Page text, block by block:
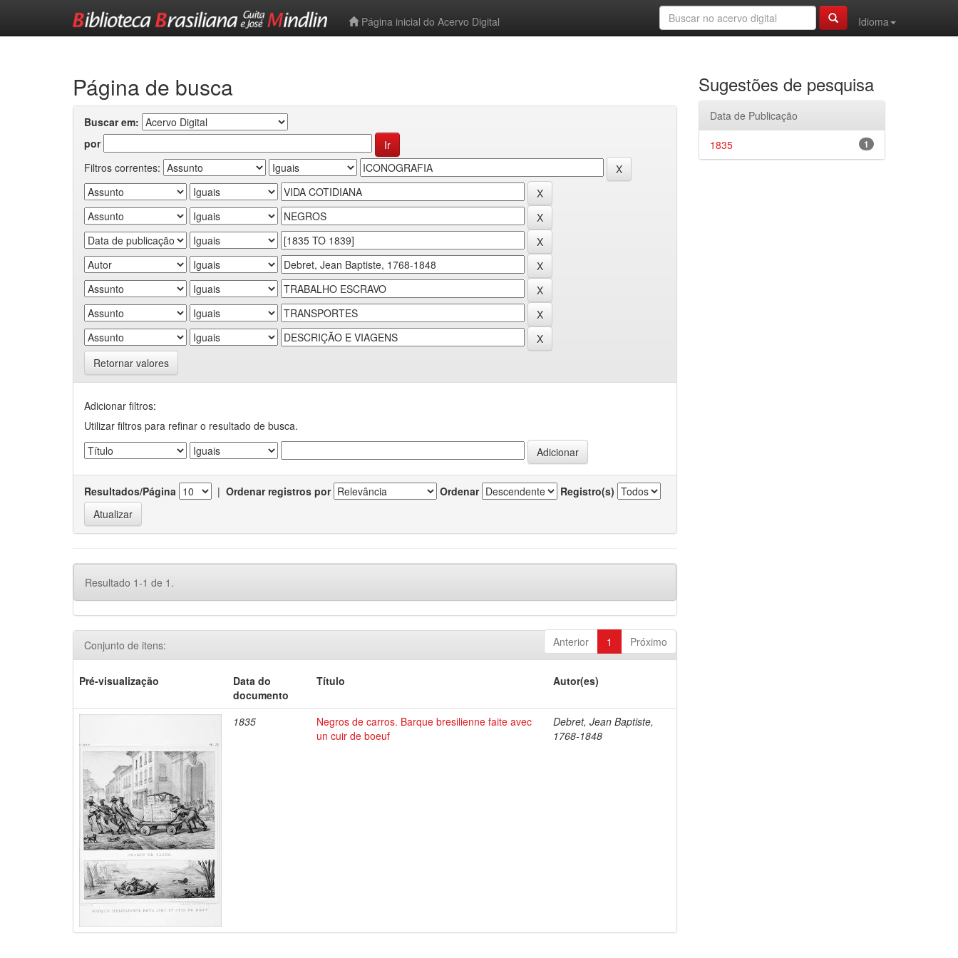
Página inicial do Acervo Digital
Idioma
Página de busca
Buscar em:
por
Filtros correntes:
Retornar valores
Adicionar filtros:
Utilizar filtros para refinar o resultado de busca.
Resultados/Página | Ordenar registros por Ordenar Registro(s)
Resultado 1-1 de 1.
Anterior 1 Próximo
Conjunto de itens:
Pré-visualização
Data do
documento
Título Autor(es)
1835
Negros de carros. Barque bresilienne faite avec
un cuir de boeuf
Debret, Jean Baptiste,
1768-1848
Sugestões de pesquisa
Data de Publicação
1
1835